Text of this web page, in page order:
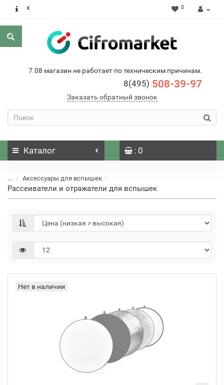
0
7.08 магазин не работает по техническим причинам.
8(495) 508-39-97
Заказать обратный звонок
Каталог : 0
... Аксессуары для вспышек
Рассеиватели и отражатели для вспышек
Нет в наличии